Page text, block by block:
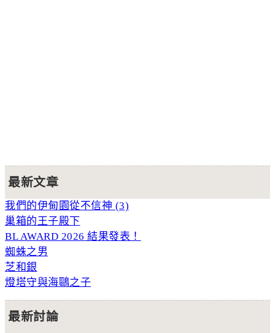
最新文章
我們的伊甸園從不信神 (3)
巢箱的王子殿下
BL AWARD 2026 結果發表！
蜘蛛之男
芝和銀
燈塔守與海鷗之子
最新討論